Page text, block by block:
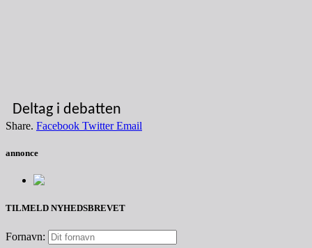
Deltag i debatten
Share. Facebook Twitter Email
annonce
TILMELD NYHEDSBREVET
Fornavn: